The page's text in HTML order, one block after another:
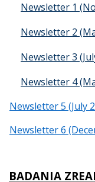
Newsletter 1
Newsletter 2
Newsletter 3
Newsletter 4
Newsletter 5 (July
Newsletter 6
BADANIA